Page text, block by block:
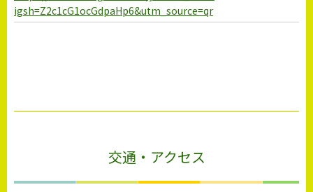
igsh=Z2c1cG1ocGdpaHp6&utm_source=qr
交通・アクセス